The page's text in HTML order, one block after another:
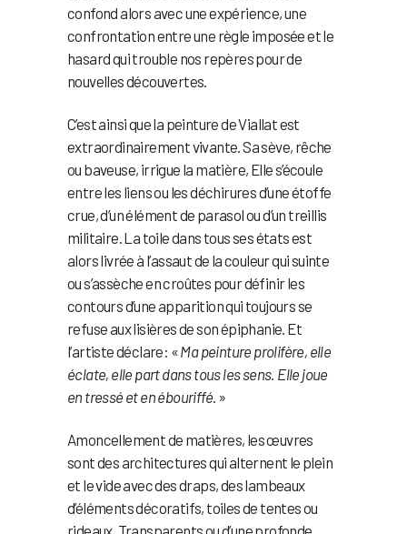
confond alors avec une expérience, une
confrontation entre une règle imposée et le
hasard qui trouble nos repères pour de
nouvelles découvertes.
C’est ainsi que la peinture de Viallat est
extraordinairement vivante. Sa sève, rêche
ou baveuse, irrigue la matière, Elle s’écoule
entre les liens ou les déchirures d’une étoffe
crue, d’un élément de parasol ou d’un treillis
militaire. La toile dans tous ses états est
alors livrée à l’assaut de la couleur qui suinte
ou s’assèche en croûtes pour définir les
contours d’une apparition qui toujours se
refuse aux lisières de son épiphanie. Et
l’artiste déclare: «Ma peinture prolifère, elle
éclate, elle part dans tous les sens. Elle joue
en tressé et en ébouriffé . »
Amoncellement de matières, les œuvres
sont des architectures qui alternent le plein
et le vide avec des draps, des lambeaux
d’éléments décoratifs, toiles de tentes ou
rideaux. Transparents ou d’une profonde